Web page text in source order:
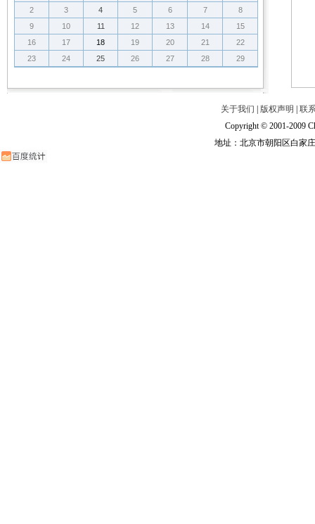
2
3 4 5 6 7
8
9
10 11 12 13 14
15
16
17 18 19 20 21
22
23
24 25 26 27 28 29
关于我们 版权声明
联
Copyright © 2001-2009
地址：北京市朝阳区白家